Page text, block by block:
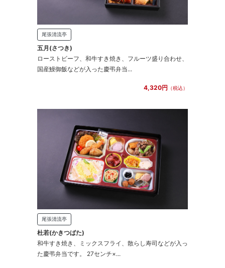
尾張清流亭
五月(さつき)
ローストビーフ、和牛すき焼き、フルーツ盛り合わせ、
国産鰻御飯などが入った慶弔弁当...
4,320円 （税込）
尾張清流亭
杜若(かきつばた)
和牛すき焼き、ミックスフライ、散らし寿司などが入っ
た慶弔弁当です。 27センチ×...